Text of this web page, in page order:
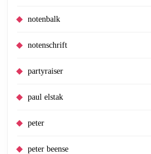
notenbalk
notenschrift
partyraiser
paul elstak
peter
peter beense